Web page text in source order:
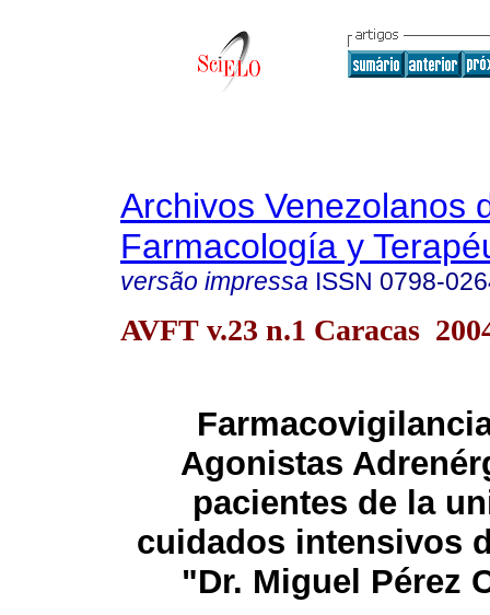
Archivos Venezolanos
Farmacología y
versão impressa ISSN 0798-
AVFT v.23 n.1 Caracas
Agonistas
pacientes de la
cuidados intensivos
"Dr. Miguel Pérez